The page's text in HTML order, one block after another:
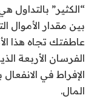
“الكثير” بالتداول
بين مقدار الأموال
عاطفتك تجاه هذا
الفرسان الأربعة
الإفراط في
المال.